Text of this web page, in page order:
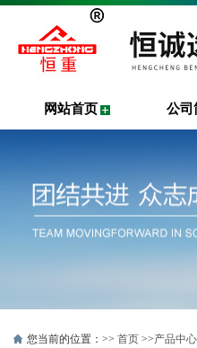
网站首页 公司
您当前的位置：>> 首页 >>产品中心